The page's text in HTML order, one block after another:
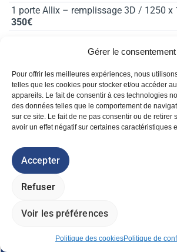
Gérer le consentement
Pour offrir les meilleures expériences, nous
telles que les cookies pour stocker et/ou accéder
appareils. Le fait de consentir à ces technologies
des données telles que le comportement de
sur ce site. Le fait de ne pas consentir ou de retirer
avoir un effet négatif sur certaines caractéristiques
Accepter
Refuser
Voir les préférences
Politique des cookiesPolitique de
DEMANDER UN DEVIS
1 porte Allix – remplissage 3D / 1250 x
350€
1 porte Allix – remplissage 2D / 2000
1 portillon Robusta 3D – 2000 x 1030 /
100€
Portillons occultables Axyle
2 portillons occultables Axyle – 1000 x
230€/pc